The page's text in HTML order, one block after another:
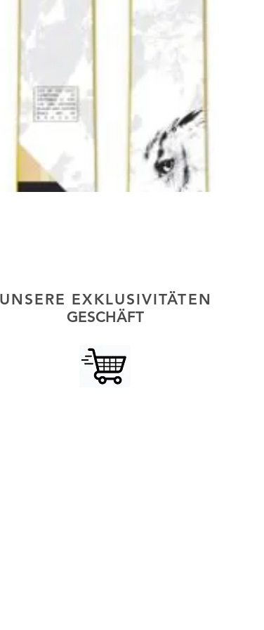
UNSERE EXKLUSIVITÄTEN
GESCHÄFT